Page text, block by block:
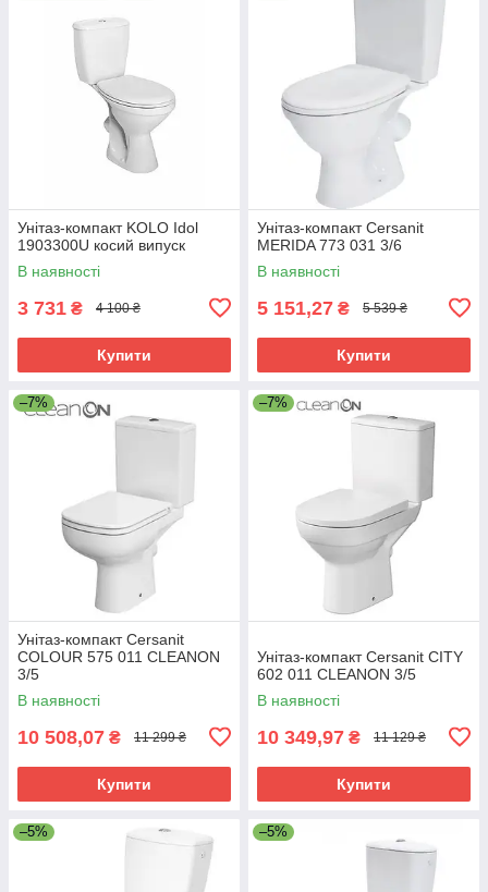
Унітаз-компакт KOLO Idol
1903300U косий випуск
В наявності
3 731 ₴ 4 100 ₴
Купити
Унітаз-компакт Cersanit
MERIDA 773 031 3/6
В наявності
5 151,27 ₴ 5 539 ₴
Купити
–7%
Унітаз-компакт Cersanit
COLOUR 575 011 CLEANON
3/5
В наявності
10 508,07 ₴ 11 299 ₴
Купити
–7%
Унітаз-компакт Cersanit CITY
602 011 CLEANON 3/5
В наявності
10 349,97 ₴ 11 129 ₴
Купити
–5% –5%